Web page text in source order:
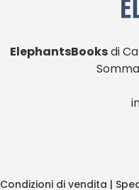
ElephantsBooksdi
Condizioni di vendita |